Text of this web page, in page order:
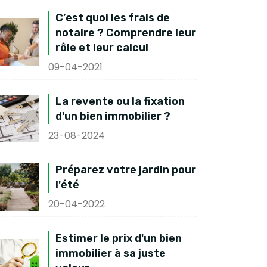
C’est quoi les frais de
notaire ? Comprendre leur
rôle et leur calcul
09-04-2021
La revente ou la fixation
d'un bien immobilier ?
23-08-2024
Préparez votre jardin pour
l'été
20-04-2022
Estimer le prix d'un bien
immobilier à sa juste